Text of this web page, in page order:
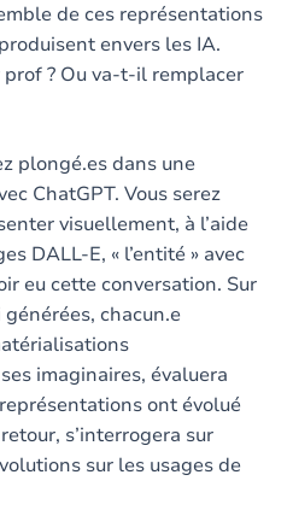
de ces représentations
envers les IA.
? Ou va-t-il remplacer
plongé.es dans une
ChatGPT. Vous serez
visuellement, à l’aide
DALL-E, « l’entité » avec
eu cette conversation. Sur
chacun.e
imaginaires, évaluera
ont évolué
s’interrogera sur
sur les usages de